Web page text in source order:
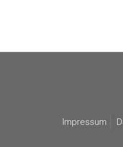
Impressum